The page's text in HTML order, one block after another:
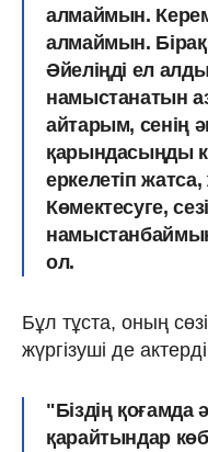
алмаймын.
алмаймын.
Әйеліңді ел
намыстанатын
айтарым, сенің
қарындасыңды
еркелетіп
Көмектесуге,
ол.
Бұл тұста, оның
жүргізуші де
"Біздің қоғамда
қарайтындар